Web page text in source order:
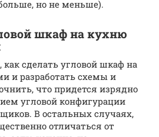
но не меньше).
шкаф на кухню
как сделать угловой шкаф на
и разработать схемы и
что придется изрядно
угловой конфигурации
В остальных случаях,
отличаться от